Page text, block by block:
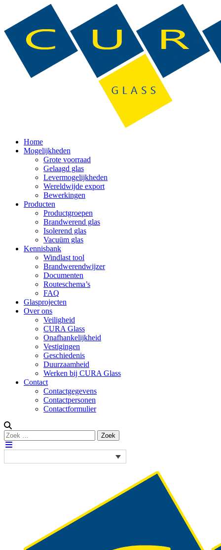
Home
Mogelijkheden
Grote voorraad
Gelaagd glas
Levermogelijkheden
Wereldwijde export
Bewerkingen
Producten
Productgroepen
Brandwerend glas
Isolerend glas
Vacuüm glas
Kennisbank
Windlast tool
Brandwerendwijzer
Documenten
Routeschema’s
FAQ
Glasprojecten
Over ons
Veiligheid
CURA Glass
Onafhankelijkheid
Vestigingen
Geschiedenis
Duurzaamheid
Werken bij CURA Glass
Contact
Contactgegevens
Contactpersonen
Contactformulier
Zoeken
naar:
Zoek